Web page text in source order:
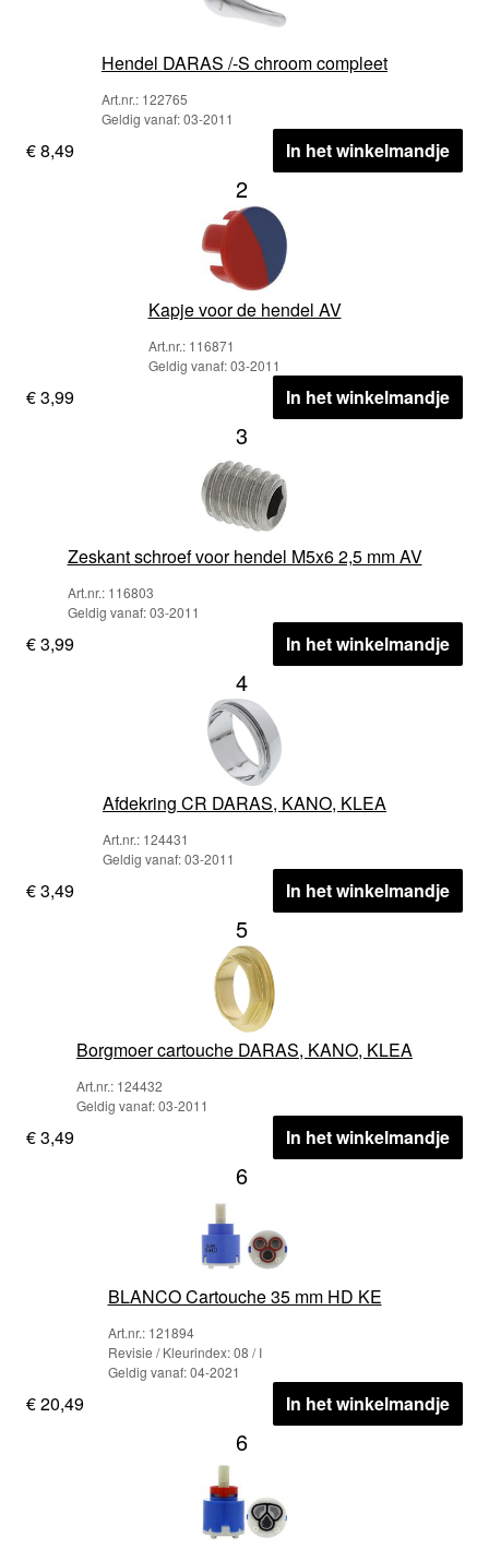
Hendel DARAS /-S chroom compleet
Art.nr.: 122765
Geldig vanaf: 03-2011
€ 8,49 In het winkelmandje
2
Kapje voor de hendel AV
Art.nr.: 116871
Geldig vanaf: 03-2011
€ 3,99 In het winkelmandje
3
Zeskant schroef voor hendel M5x6 2,5 mm AV
Art.nr.: 116803
Geldig vanaf: 03-2011
€ 3,99 In het winkelmandje
4
Afdekring CR DARAS, KANO, KLEA
Art.nr.: 124431
Geldig vanaf: 03-2011
€ 3,49 In het winkelmandje
5
Borgmoer cartouche DARAS, KANO, KLEA
Art.nr.: 124432
Geldig vanaf: 03-2011
€ 3,49 In het winkelmandje
6
BLANCO Cartouche 35 mm HD KE
Art.nr.: 121894
Revisie / Kleurindex: 08 / I
Geldig vanaf: 04-2021
€ 20,49 In het winkelmandje
6